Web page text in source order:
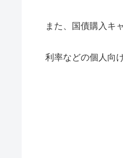
また、国債購入キ
利率などの個人向